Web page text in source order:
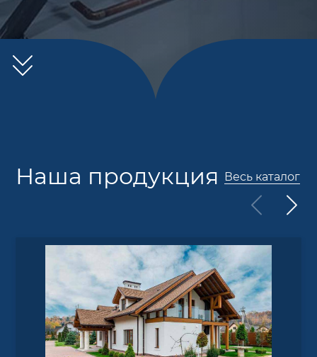
Оригинальный дизайн
Наша продукция Весь каталог